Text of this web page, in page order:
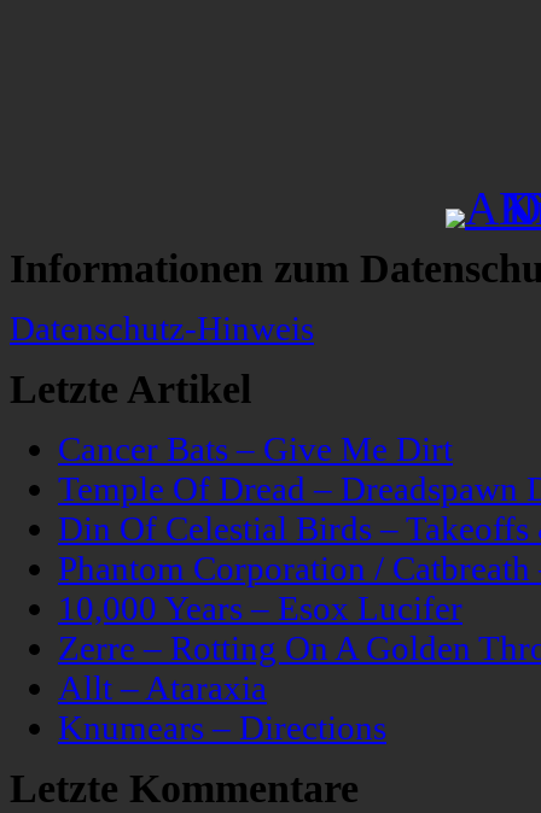
Informationen zum
Datenschutz-Hinweis
Letzte Artikel
Cancer Bats – Give Me Dirt
Temple Of Dread – Dreadspawn
Din Of Celestial Birds –
Phantom Corporation /
10,000 Years – Esox Lucifer
Zerre – Rotting On A Golden
Allt – Ataraxia
Knumears – Directions
Letzte Kommentare